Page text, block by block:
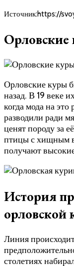
Источник:https://
Орловские
Орловские куры
назад. В 19 веке
когда мода на
разводили ради
ценят породу за
птицы с хищным
получают
История
орловской
Линия
столетиях